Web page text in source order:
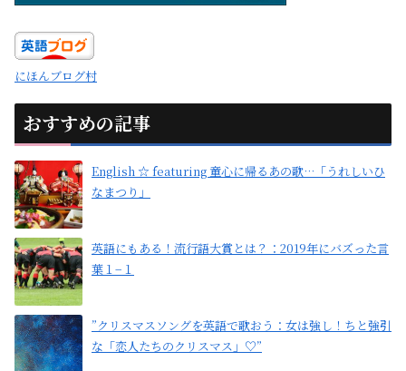
にほんブログ村
おすすめの記事
English ☆ featuring 童心に帰るあの歌…「うれしいひ
なまつり」
英語にもある！流行語大賞とは？：2019年にバズった言
葉１−１
”クリスマスソングを英語で歌おう：女は強し！ちと強引
な「恋人たちのクリスマス」♡”